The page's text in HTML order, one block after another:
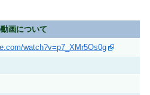
画について
watch?v=p7_XMr5Os0g